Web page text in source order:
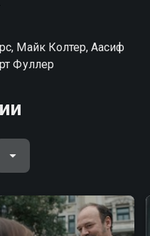
Майк Колтер, Аасиф
Фуллер